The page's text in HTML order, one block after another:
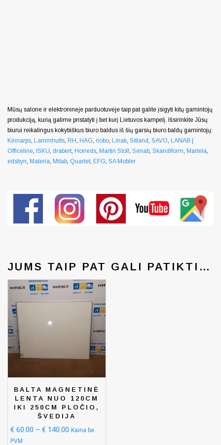
Mūsų salone ir elektroninėje parduotuvėje taip pat galite įsigyti kitų gamintojų
produkciją, kurią galime pristatyti į bet kurį Lietuvos kampelį. Išsirinkite Jūsų
biurui reikalingus kokybiškus biuro baldus iš šių garsių biuro baldų gamintojų:
Kinnarps, Lammhults, RH, HAG, nobo, Linak, Sitland, SAVO, LANAB |
Officeline, ISKU, drabert, Horreds, Martin Stoll , Senab, Skandiform, Martela,
edsbyn, Materia, Mitab, Quartet, EFG, SA Mobler
JUMS TAIP PAT GALI PATIKTI…
BALTA MAGNETINĖ
LENTA NUO 120CM
IKI 250CM PLOČIO,
ŠVEDIJA
€ 60.00 – € 140.00 Kaina be
PVM